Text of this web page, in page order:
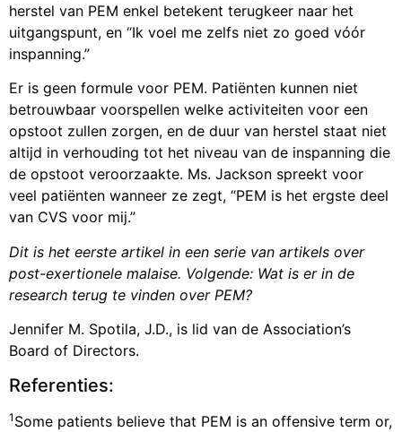
herstel van PEM enkel betekent terugkeer naar het
uitgangspunt, en “Ik voel me zelfs niet zo goed vóór
inspanning.”
Er is geen formule voor PEM. Patiënten kunnen niet
betrouwbaar voorspellen welke activiteiten voor een
opstoot zullen zorgen, en de duur van herstel staat niet
altijd in verhouding tot het niveau van de inspanning die
de opstoot veroorzaakte. Ms. Jackson spreekt voor
veel patiënten wanneer ze zegt, “PEM is het ergste deel
van CVS voor mij.”
Dit is het eerste artikel in een serie van artikels over
post-exertionele malaise. Volgende: Wat is er in de
research terug te vinden over PEM?
Jennifer M. Spotila, J.D., is lid van de Association’s
Board of Directors.
Referenties:
1 Some patients believe that PEM is an offensive term or,